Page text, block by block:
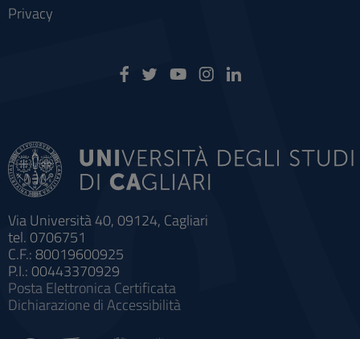
Via Università 40, 09124, Cagliari
tel. 0706751
C.F.: 80019600925
P.I.: 00443370929
Posta Elettronica Certificata
Dichiarazione di Accessibilità
Privacy